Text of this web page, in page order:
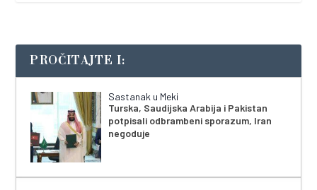
PROČITAJTE I:
Sastanak u Meki
Turska, Saudijska Arabija i Pakistan
potpisali odbrambeni sporazum, Iran
negoduje